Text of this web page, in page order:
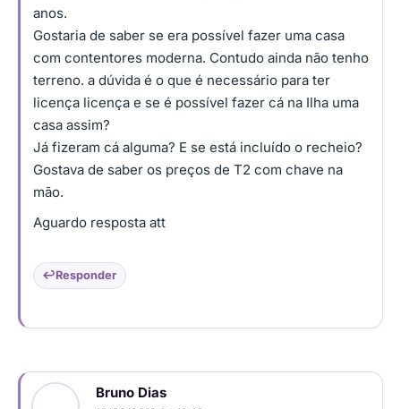
anos.
Gostaria de saber se era possível fazer uma casa
com contentores moderna. Contudo ainda não tenho
terreno. a dúvida é o que é necessário para ter
licença licença e se é possível fazer cá na Ilha uma
casa assim?
Já fizeram cá alguma? E se está incluído o recheio?
Gostava de saber os preços de T2 com chave na
mão.
Aguardo resposta att
Responder
Bruno Dias